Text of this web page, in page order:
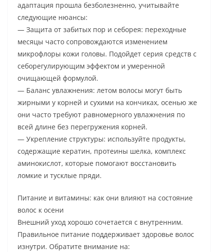
адаптация прошла безболезненно, учитывайте
следующие нюансы:
— Защита от забитых пор и себорея: переходные
месяцы часто сопровождаются изменением
микрофлоры кожи головы. Подойдет серия средств с
себорегулирующим эффектом и умеренной
очищающей формулой.
— Баланс увлажнения: летом волосы могут быть
жирными у корней и сухими на кончиках, осенью же
они часто требуют равномерного увлажнения по
всей длине без перегружения корней.
— Укрепление структуры: используйте продукты,
содержащие кератин, протеины шелка, комплекс
аминокислот, которые помогают восстановить
ломкие и тусклые пряди.
Питание и витамины: как они влияют на состояние
волос к осени
Внешний уход хорошо сочетается с внутренним.
Правильное питание поддерживает здоровье волос
изнутри. Обратите внимание на: